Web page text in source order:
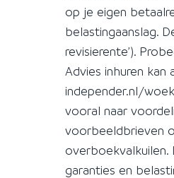
op je eigen
belastingaanslag.
revisierente’).
Advies inhuren
independer.nl/
vooral naar
voorbeeldbrieven
garanties en